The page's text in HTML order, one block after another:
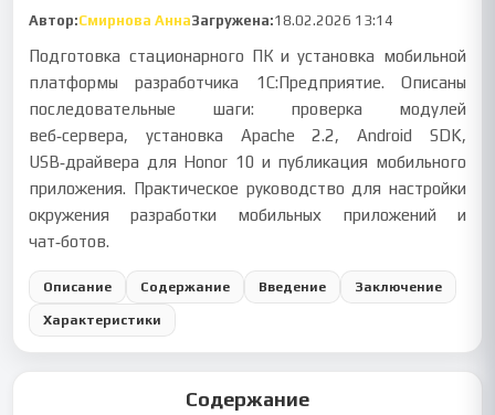
Автор:Смирнова АннаЗагружена:18.02.2026 13:14
Подготовка стационарного ПК и установка мобильной
платформы разработчика 1С:Предприятие. Описаны
последовательные шаги: проверка модулей
веб‑сервера, установка Apache 2.2, Android SDK,
USB‑драйвера для Honor 10 и публикация мобильного
приложения. Практическое руководство для настройки
окружения разработки мобильных приложений и
чат‑ботов.
Описание Содержание Введение Заключение
Характеристики
Содержание